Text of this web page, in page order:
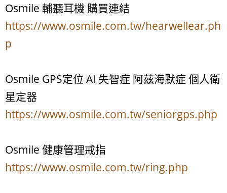
Osmile 輔聽耳機 購買連結
https://www.osmile.com.tw/hearwellear.ph
p
Osmile GPS定位 AI 失智症 阿茲海默症 個人衛
星定器
https://www.osmile.com.tw/seniorgps.php
Osmile 健康管理戒指
https://www.osmile.com.tw/ring.php